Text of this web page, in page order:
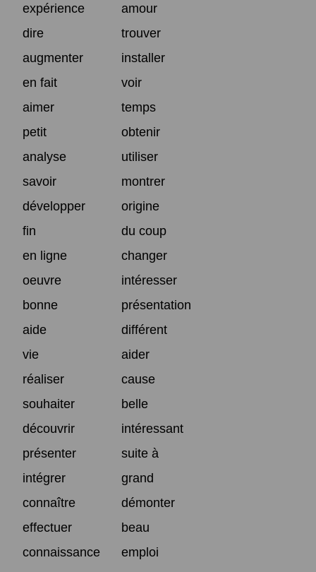
expérience
amour
dire
trouver
augmenter
installer
en fait
voir
aimer
temps
petit
obtenir
analyse
utiliser
savoir
montrer
développer
origine
fin
du coup
en ligne
changer
oeuvre
intéresser
bonne
présentation
aide
différent
vie
aider
réaliser
cause
souhaiter
belle
découvrir
intéressant
présenter
suite à
intégrer
grand
connaître
démonter
effectuer
beau
connaissance
emploi